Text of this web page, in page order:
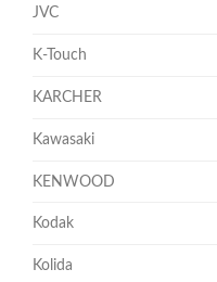
JVC
K-Touch
KARCHER
Kawasaki
KENWOOD
Kodak
Kolida